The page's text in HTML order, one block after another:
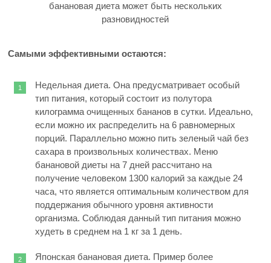
банановая диета может быть нескольких
разновидностей
Самыми эффективными остаются:
Недельная диета. Она предусматривает особый
тип питания, который состоит из полутора
килограмма очищенных бананов в сутки. Идеально,
если можно их распределить на 6 равномерных
порций. Параллельно можно пить зеленый чай без
сахара в произвольных количествах. Меню
банановой диеты на 7 дней рассчитано на
получение человеком 1300 калорий за каждые 24
часа, что является оптимальным количеством для
поддержания обычного уровня активности
организма. Соблюдая данный тип питания можно
худеть в среднем на 1 кг за 1 день.
Японская банановая диета. Пример более